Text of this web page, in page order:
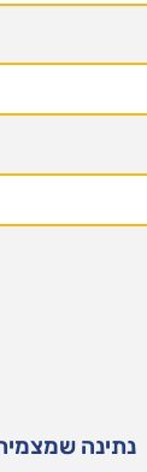
נתינה